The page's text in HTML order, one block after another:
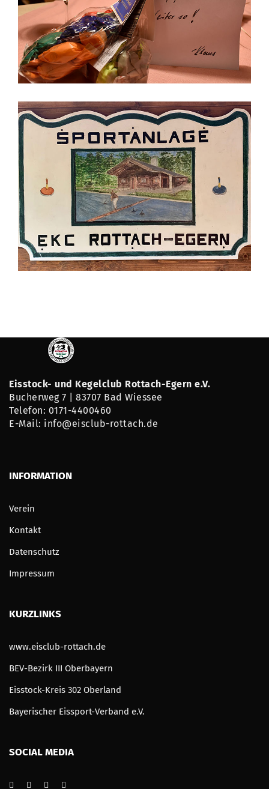
Eisstock- und Kegelclub Rottach-Egern e.V.
Bucherweg 7 | 83707 Bad Wiessee
Telefon: 0171-4400460
E-Mail: info@eisclub-rottach.de
INFORMATION
Verein
Kontakt
Datenschutz
Impressum
KURZLINKS
www.eisclub-rottach.de
BEV-Bezirk III Oberbayern
Eisstock-Kreis 302 Oberland
Bayerischer Eissport-Verband e.V.
SOCIAL MEDIA